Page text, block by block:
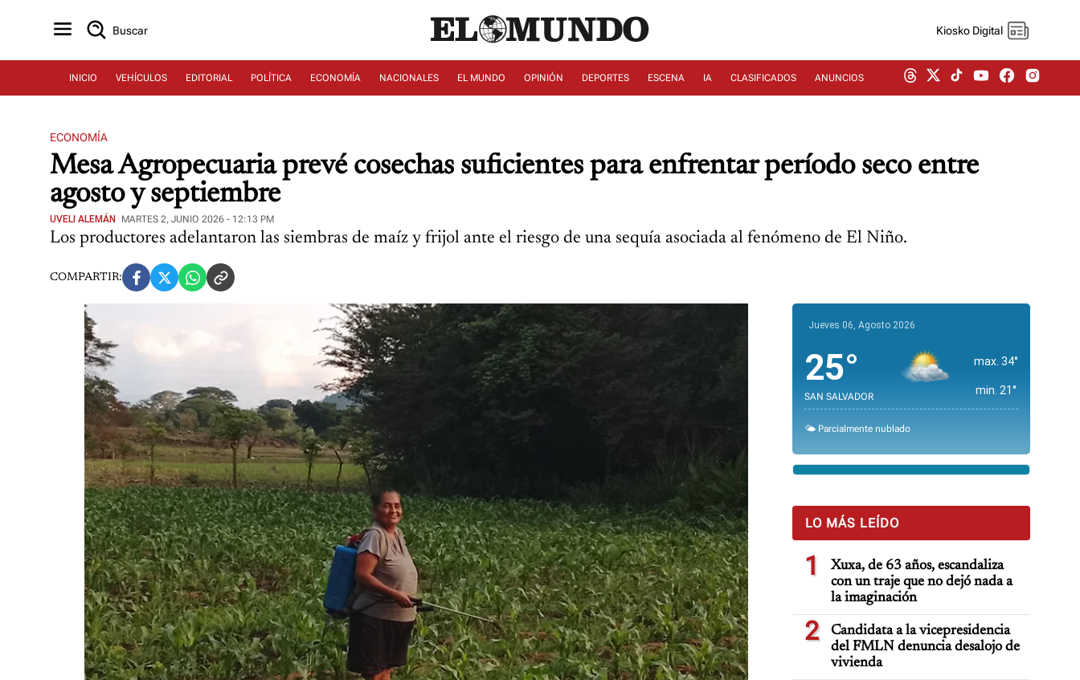
Buscar Kiosko Digital
INICIO VEHÍCULOS EDITORIAL POLÍTICA ECONOMÍA NACIONALES EL MUNDO OPINIÓN DEPORTES ESCENA IA CLASIFICADOS ANUNCIOS
ECONOMÍA
Mesa Agropecuaria prevé cosechas suficientes para enfrentar período seco entre
agosto y septiembre
UVELI ALEMÁN MARTES 2, JUNIO 2026 - 12:13 PM
Los productores adelantaron las siembras de maíz y frijol ante el riesgo de una sequía asociada al fenómeno de El Niño.
COMPARTIR:
Jueves 06, Agosto 2026
25°
SAN SALVADOR
max. 34°
min. 21°
🌤️ Parcialmente nublado
LO MÁS LEÍDO
1
Xuxa, de 63 años, escandaliza
con un traje que no dejó nada a
la imaginación
2
Candidata a la vicepresidencia
del FMLN denuncia desalojo de
vivienda